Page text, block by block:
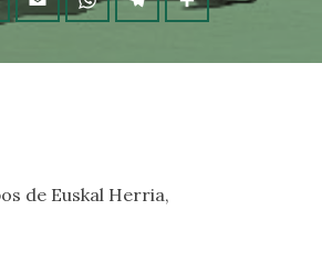
de Euskal Herria,